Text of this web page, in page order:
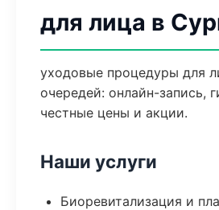
для лица в
уходовые процедуры для
очередей: онлайн-запись,
честные цены и акции.
Наши услуги
Биоревитализация и